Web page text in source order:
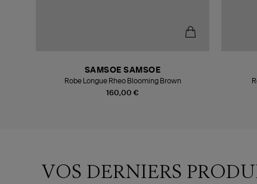
160,00 €
SAMSOE SAMSOE
Robe Longue Rheo Blooming Brown
VOS DERNIERS